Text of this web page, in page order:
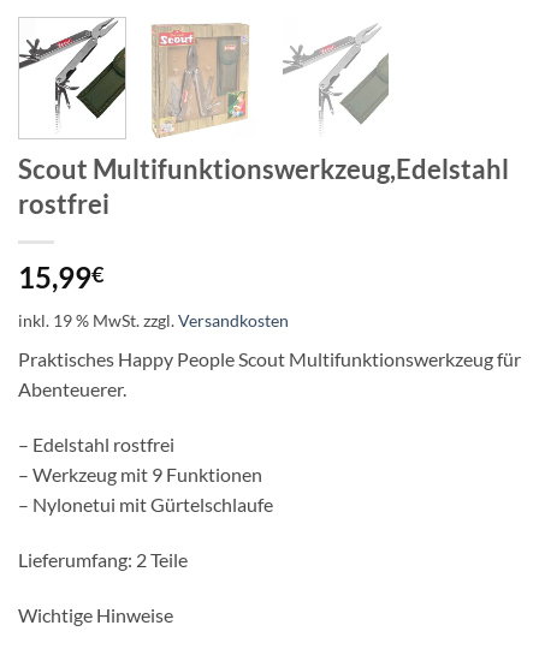
Scout Multifunktionswerkzeug,Edelstahl
rostfrei
15,99€
inkl. 19 % MwSt.zzgl.Versandkosten
Praktisches Happy People Scout Multifunktionswerkzeug für
Abenteuerer.
– Edelstahl rostfrei
– Werkzeug mit 9 Funktionen
– Nylonetui mit Gürtelschlaufe
Lieferumfang: 2 Teile
Wichtige Hinweise